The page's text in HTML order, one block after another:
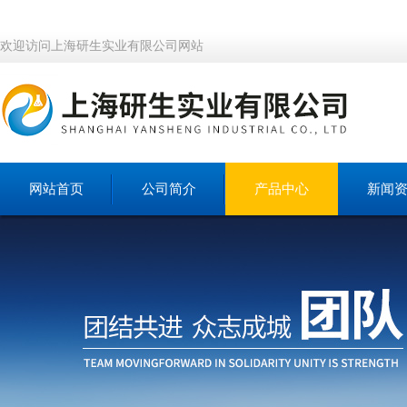
欢迎访问上海研生实业有限公司网站
网站首页 公司简介 产品中心 新闻